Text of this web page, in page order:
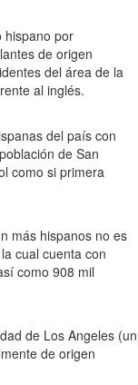
hispano por
de origen
del área de la
al inglés.
del país con
de San
como si primera
más hispanos no es
cual cuenta con
como 908 mil
de Los Angeles (un
de origen